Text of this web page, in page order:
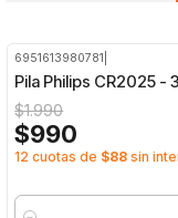
6951613980781
Pila Philips CR2025 -
$1.990
$990
12 cuotas de $88 sin